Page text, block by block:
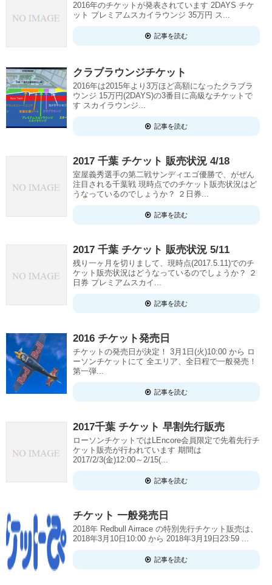
2016年のチケットが発表されています 2DAYS チケ
ット プレミアムスカイラウンジ 35万円 ス...
記事を読む
クラブラウンジチケット
2016年は2015年より3万ほど高額になったクラブラ
ウンジ 15万円(2DAYS)の3番目に高級なチケットで
す スカイラウンジ...
記事を読む
2017 千葉 チケット 販売状況 4/18
室屋義秀選手の第二戦サンディエゴ優勝で、がぜん
注目される千葉戦 現時点でのチケット販売状況はど
うなっているのでしょうか？ ２日券...
記事を読む
2017 千葉 チケット 販売状況 5/11
残り一ヶ月を切りまして、現時点(2017.5.11)でのチ
ケット販売状況はどうなっているのでしょうか？ ２
日券 プレミアムスカイ...
記事を読む
2016 チケット発売日
チケットの発売日が決定！ 3月1日(火)10:00 から ロ
ーソンチケットにて 全エリア、全日程で一般発売！
第一弾...
記事を読む
2017千葉 チケット 早割先行販売
ローソンチケットではLEncore会員限定で先着先行チ
ケット販売が行われています 期間は
2017/2/3(金)12:00～2/15(...
記事を読む
チケット 一般発売日
2018年 Redbull Airrace の特別先行チケット販売は、
2018年3月10日10:00 から 2018年3月19日23:59 ...
記事を読む